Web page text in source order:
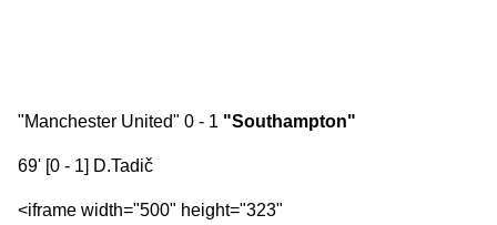
"Manchester United" 0 - 1 "Southampton"
69' [0 - 1] D.Tadič
<iframe width="500" height="323"